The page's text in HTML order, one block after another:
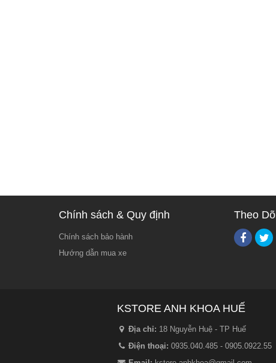
Chính sách & Quy định
Chính sách bảo hành
Hướng dẫn mua xe
Theo
KSTORE ANH KHOA HUẾ
Địa chỉ: 18 Nguyễn Huệ - TP Huế
Điện thoại: 0935.040.485 - 0905.0922.55